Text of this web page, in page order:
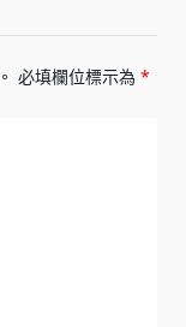
必填欄位標示為 *